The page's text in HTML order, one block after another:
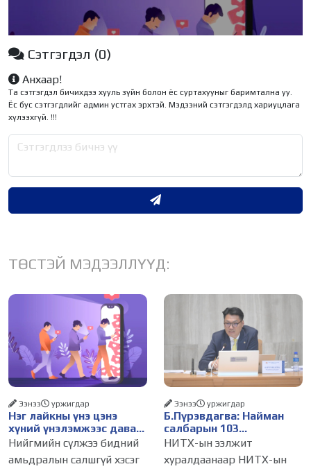
Сэтгэгдэл (0)
Анхаар!
Та сэтгэгдэл бичихдээ хууль зүйн болон ёс суртахууныг баримтална уу.
Ёс бус сэтгэгдлийг админ устгах эрхтэй. Мэдээний сэтгэгдэлд хариуцлага
хүлээхгүй. !!!
ТӨСТЭЙ МЭДЭЭЛЛҮҮД:
Нэг лайкны үнэ цэнэ
хүний үнэлэмжээс давах
болсон уу?
Ээнээ уржигдар
Нийгмийн сүлжээ бидний
амьдралын салшгүй хэсэг
Б.Пүрэвдагва: Найман
салбарын 103
үйлчилгээний
бүртгэлийг цуцалснаар
бизнес эрхлэхэд таатай
Ээнээ уржигдар
НИТХ-ын ээлжит
хуралдаанаар НИТХ-ын